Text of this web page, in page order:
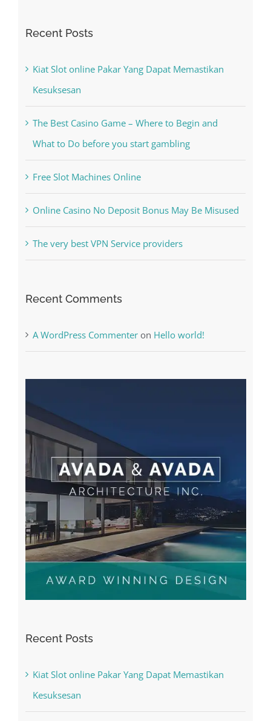
Recent Posts
Kiat Slot online Pakar Yang Dapat Memastikan
Kesuksesan
The Best Casino Game – Where to Begin and
What to Do before you start gambling
Free Slot Machines Online
Online Casino No Deposit Bonus May Be Misused
The very best VPN Service providers
Recent Comments
A WordPress Commenteron Hello world!
Recent Posts
Kiat Slot online Pakar Yang Dapat Memastikan
Kesuksesan